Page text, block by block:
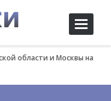
Toggle
области и Москвы на